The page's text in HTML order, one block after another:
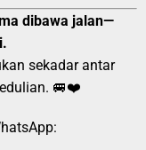
dibawa jalan—
sekadar antar
🚐❤️